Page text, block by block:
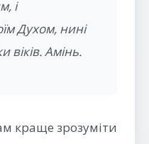
і
Духом, нині
віків. Амінь.
краще зрозуміти